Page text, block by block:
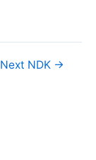
Next NDK →